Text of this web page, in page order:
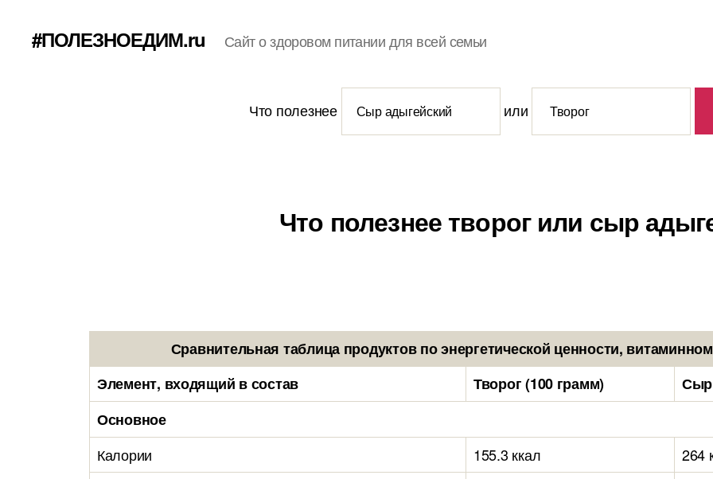
#ПОЛЕЗНОЕДИМ.ru Сайт о здоровом питании для всей семьи
Что полезнее или
Что полезнее творог или сыр
Сравнительная таблица продуктов по энергетической ценности,
Элемент, входящий в состав
Творог (100 грамм)
Сыр
Основное
Калории
155.3 ккал
264